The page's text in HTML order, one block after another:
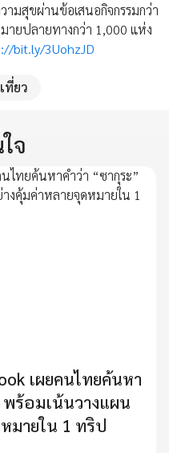
ามสุขผ่านข้อเสนอกิจกรรมกว่า
ายปลายทางกว่า 1,000 แห่ง
bit.ly/3UohzJD
เที่ยว
จ
เผยคนไทยค้นหา
พร้อมเน้นวางแผน
มายใน 1 ทริป